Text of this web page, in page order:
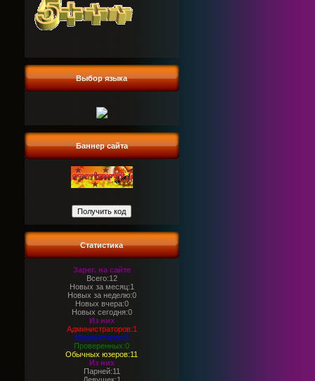
Выбор языка
Баннер сайта
Статистика
Зарег. на сайте
Всего:12
Новых за месяц:1
Новых за неделю:0
Новых вчера:0
Новых сегодня:0
Из них
Администраторов:1
Модераторов:0
Проверенных:0
Обычных юзеров:11
Из них
Парней:11